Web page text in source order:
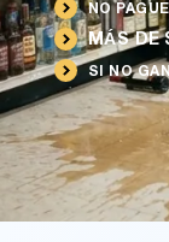
NO
MÁS DE
SI NO